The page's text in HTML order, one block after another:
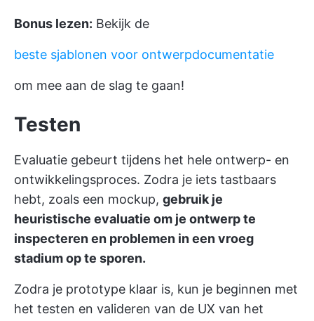
Bonus lezen: Bekijk de
beste sjablonen voor ontwerpdocumentatie
om mee aan de slag te gaan!
Testen
Evaluatie gebeurt tijdens het hele ontwerp- en
ontwikkelingsproces. Zodra je iets tastbaars
hebt, zoals een mockup, gebruik je
heuristische evaluatie om je ontwerp te
inspecteren en problemen in een vroeg
stadium op te sporen.
Zodra je prototype klaar is, kun je beginnen met
het testen en valideren van de UX van het